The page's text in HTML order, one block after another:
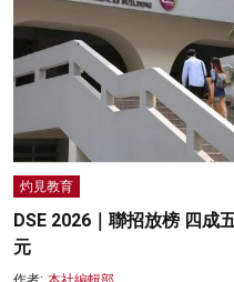
灼見教育
DSE 2026｜聯招放榜 四成
元